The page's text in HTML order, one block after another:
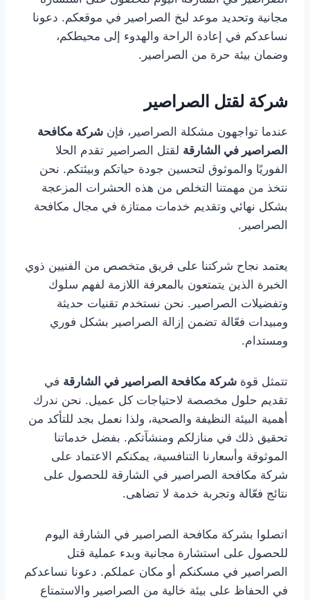
مجانية وتحديد موعد لبخ الصراصير في موقعكم. دعونا
نساعدكم في إعادة الراحة والهدوء إلى محيطكم،
وضمان بيئة حرة من الصراصير.
شركة لقتل الصراصير
عندما تواجهون مشكلة الصراصير، فإن شركة مكافحة
الصراصير في الشارقة لقتل الصراصير تقدم الحلا
الفوريًا والموثوق لتحسين جودة حياتكم وبيئتكم. نحن
نتخذ من مهمتنا التخلص من هذه الحشرات المزعجة
بشكل نهائي وتقديم خدمات ممتازة في مجال مكافحة
الصراصير.
يعتمد نجاح شركتنا على فريق متخصص من الفنيين ذوي
الخبرة الذين يتمتعون بالمعرفة اللازمة لفهم سلوك
وتفضيلات الصراصير. نحن نستخدم تقنيات حديثة
ومبيدات فعّالة تضمن إزالة الصراصير بشكل فوري
ومستدام.
تتمثل قوة شركة مكافحة الصراصير في الشارقة في
تقديم حلول مخصصة لاحتياجات كل عميل. نحن ندرك
أهمية البيئة النظيفة والصحية، ولذا نعمل بجد للتأكد من
تحقيق ذلك في منازلكم ومنشآتكم. بفضل خدماتنا
الموثوقة وأسعارنا التنافسية، يمكنكم الاعتماد على
شركة مكافحة الصراصير في الشارقة للحصول على
نتائج فعّالة وتجربة خدمة لا تضاهى.
اتصلوا بشركة مكافحة الصراصير في الشارقة اليوم
للحصول على استشارة مجانية وبدء عملية قتل
الصراصير في مسكنكم أو مكان عملكم. دعونا نساعدكم
في الحفاظ على بيئة خالية من الصراصير والاستمتاع